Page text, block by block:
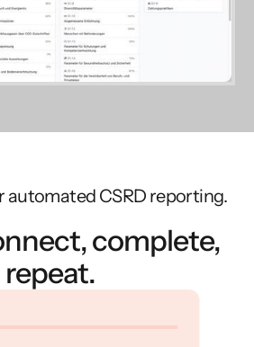
automated CSRD reporting.
complete,
repeat.